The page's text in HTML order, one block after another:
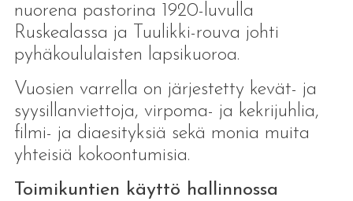
nuorena pastorina 1920-luvulla
Ruskealassa ja Tuulikki-rouva johti
pyhäkoululaisten lapsikuoroa.
Vuosien varrella on järjestetty kevät- ja
syysillanviettoja, virpoma- ja kekrijuhlia,
filmi- ja diaesityksiä sekä monia muita
yhteisiä kokoontumisia.
Toimikuntien käyttö hallinnossa